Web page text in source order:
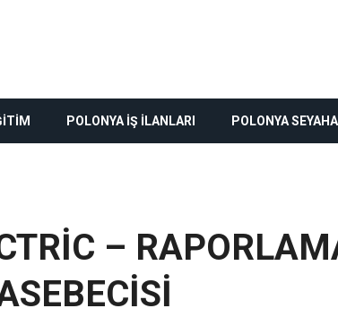
POLONYA İŞ İLANLARI POLONYA
–